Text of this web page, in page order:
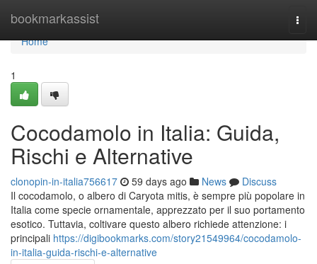
bookmarkassist
Home
Home
1
Cocodamolo in Italia: Guida,
Rischi e Alternative
clonopin-in-italia756617 59 days ago News
Discuss
Il cocodamolo, o albero di Caryota mitis, è sempre più popolare in
Italia come specie ornamentale, apprezzato per il suo portamento
esotico. Tuttavia, coltivare questo albero richiede attenzione: i
principali https://digibookmarks.com/story21549964/cocodamolo-
in-italia-guida-rischi-e-alternative